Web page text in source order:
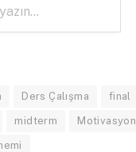
Ders Çalışma final
midterm Motivasyon